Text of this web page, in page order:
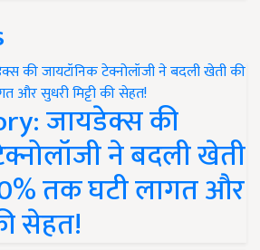
जायडेक्स की
ने बदली खेती
तक घटी लागत और
सेहत!